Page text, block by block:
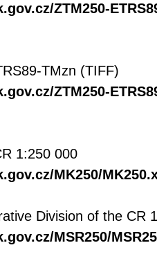
ZTM250-
TMzn (TIFF)
ZTM250-
1:250 000
MK250/
Division of the CR
MSR250/